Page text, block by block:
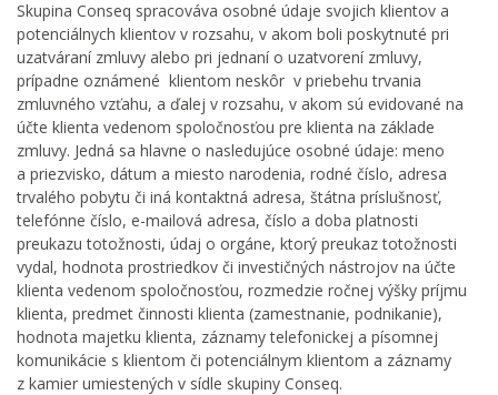
Skupina Conseq spracováva osobné údaje svojich klientov a
potenciálnych klientov v rozsahu, v akom boli poskytnuté pri
uzatváraní zmluvy alebo pri jednaní o uzatvorení zmluvy,
prípadne oznámené klientom neskôr v priebehu trvania
zmluvného vzťahu, a ďalej v rozsahu, v akom sú evidované na
účte klienta vedenom spoločnosťou pre klienta na základe
zmluvy. Jedná sa hlavne o nasledujúce osobné údaje: meno
a priezvisko, dátum a miesto narodenia, rodné číslo, adresa
trvalého pobytu či iná kontaktná adresa, štátna príslušnosť,
telefónne číslo, e-mailová adresa, číslo a doba platnosti
preukazu totožnosti, údaj o orgáne, ktorý preukaz totožnosti
vydal, hodnota prostriedkov či investičných nástrojov na účte
klienta vedenom spoločnosťou, rozmedzie ročnej výšky príjmu
klienta, predmet činnosti klienta (zamestnanie, podnikanie),
hodnota majetku klienta, záznamy telefonickej a písomnej
komunikácie s klientom či potenciálnym klientom a záznamy
z kamier umiestených v sídle skupiny Conseq.